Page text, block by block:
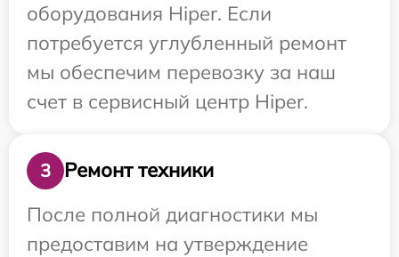
оборудования Hiper. Если
потребуется углубленный ремонт
мы обеспечим перевозку за наш
счет в сервисный центр Hiper.
3
Ремонт техники
После полной диагностики мы
предоставим на утверждение